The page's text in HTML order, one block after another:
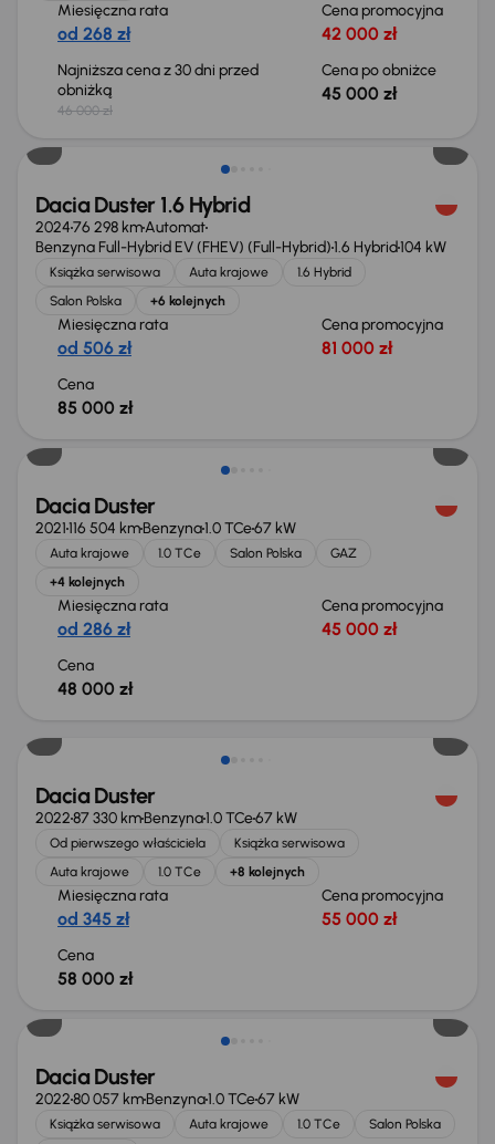
Miesięczna rata
od 268 zł
Cena promocyjna
42 000 zł
Najniższa cena z 30 dni przed
obniżką
46 000 zł
Cena po obniżce
45 000 zł
Dacia Duster 1.6 Hybrid
202476 298 kmAutomat
Benzyna Full-Hybrid EV (FHEV) (Full-Hybrid)1.6 Hybrid104 kW
Książka serwisowa Auta krajowe
1.6 Hybrid
Salon Polska
+6 kolejnych
Miesięczna rata
od 506 zł
Cena promocyjna
81 000 zł
Cena
85 000 zł
Możliwość odliczenia VAT
Dacia Duster
2021116 504 kmBenzyna1.0 TCe67 kW
Auta krajowe 1.0 TCe Salon Polska
GAZ
+4 kolejnych
Miesięczna rata
od 286 zł
Cena promocyjna
45 000 zł
Cena
48 000 zł
Dacia Duster
202287 330 kmBenzyna1.0 TCe67 kW
Od pierwszego właściciela
Książka serwisowa
Auta krajowe
1.0 TCe +8 kolejnych
Miesięczna rata
od 345 zł
Cena promocyjna
55 000 zł
Cena
58 000 zł
Możliwość odliczenia VAT
Dacia Duster
202280 057 kmBenzyna1.0 TCe67 kW
Książka serwisowa Auta krajowe 1.0 TCe
Salon Polska